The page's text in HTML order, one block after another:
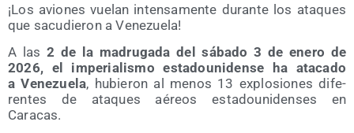
¡Los avio­nes vue­lan inten­sa­men­te duran­te los ata­ques
que sacu­die­ron a Venezuela!
A las 2 de la madru­ga­da del sába­do 3 de enero de
2026, el impe­ria­lis­mo esta­dou­ni­den­se ha ata­ca­do
a Vene­zue­la, hubie­ron al menos 13 explo­sio­nes dife­
ren­tes de ata­ques aéreos esta­dou­ni­den­ses en
Caracas.